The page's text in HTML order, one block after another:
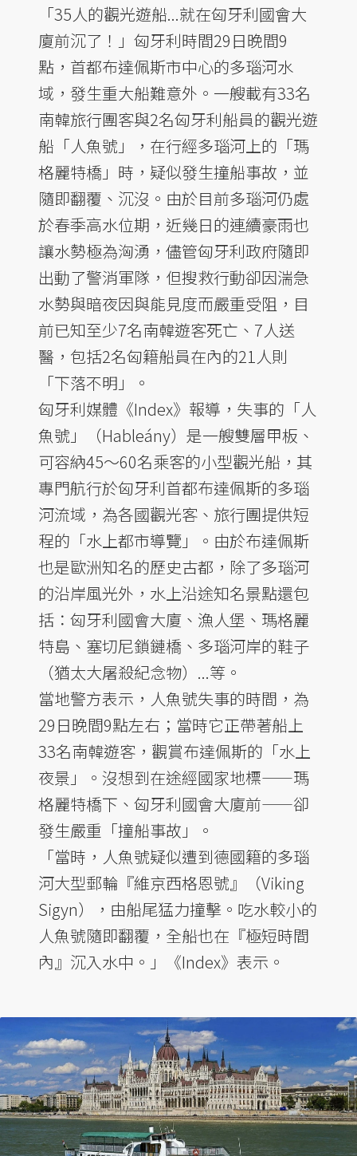
「35人的觀光遊船...就在匈牙利國會大
廈前沉了！」匈牙利時間29日晚間9
點，首都布達佩斯市中心的多瑙河水
域，發生重大船難意外。一艘載有33名
南韓旅行團客與2名匈牙利船員的觀光遊
船「人魚號」，在行經多瑙河上的「瑪
格麗特橋」時，疑似發生撞船事故，並
隨即翻覆、沉沒。由於目前多瑙河仍處
於春季高水位期，近幾日的連續豪雨也
讓水勢極為洶湧，儘管匈牙利政府隨即
出動了警消軍隊，但搜救行動卻因湍急
水勢與暗夜因與能見度而嚴重受阻，目
前已知至少7名南韓遊客死亡、7人送
醫，包括2名匈籍船員在內的21人則
「下落不明」。
匈牙利媒體《Index》報導，失事的「人
魚號」（Hableány）是一艘雙層甲板、
可容納45～60名乘客的小型觀光船，其
專門航行於匈牙利首都布達佩斯的多瑙
河流域，為各國觀光客、旅行團提供短
程的「水上都市導覽」。由於布達佩斯
也是歐洲知名的歷史古都，除了多瑙河
的沿岸風光外，水上沿途知名景點還包
括：匈牙利國會大廈、漁人堡、瑪格麗
特島、塞切尼鎖鏈橋、多瑙河岸的鞋子
（猶太大屠殺紀念物）...等。
當地警方表示，人魚號失事的時間，為
29日晚間9點左右；當時它正帶著船上
33名南韓遊客，觀賞布達佩斯的「水上
夜景」。沒想到在途經國家地標——瑪
格麗特橋下、匈牙利國會大廈前——卻
發生嚴重「撞船事故」。
「當時，人魚號疑似遭到德國籍的多瑙
河大型郵輪『維京西格恩號』（Viking
Sigyn），由船尾猛力撞擊。吃水較小的
人魚號隨即翻覆，全船也在『極短時間
內』沉入水中。」《Index》表示。